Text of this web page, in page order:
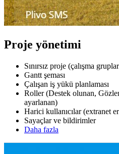
Proje yönetimi
Sınırsız proje (çalışma
Gantt şeması
Çalışan iş yükü planlaması
Roller (Destek olunan,
ayarlanan)
Harici kullanıcılar (extranet
Sayaçlar ve bildirimler
Daha fazla